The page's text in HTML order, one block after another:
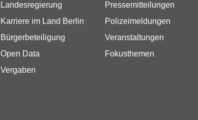
Landesregierung
Karriere im Land Berlin
Bürgerbeteiligung
Open Data
Vergaben
Pressemitteilungen
Polizeimeldungen
Veranstaltungen
Fokusthemen